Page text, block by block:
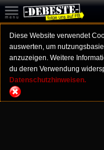
Diese Website verwendet
auswerten, um
anzuzeigen. Weitere
du deren Verwendung
Datenschutzhinweisen.